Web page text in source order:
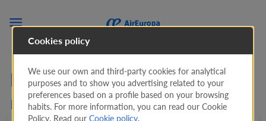

Flüge von Fuerteventura
nach Cali mit Air Europa
Cookies policy
We use our own and third-party cookies for analytical
purposes and to show you advertising related to your
preferences based on a profile based on your browsing
habits. For more information, you can read our Cookie
Policy. Read ourCookie policy.